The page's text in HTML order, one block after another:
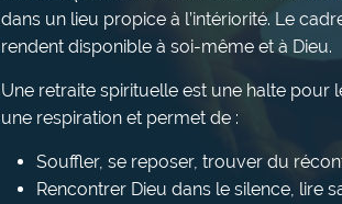
dans un lieu propice à l’intériorité. Le
rendent disponible à soi-même et à Dieu.
Une retraite spirituelle est une halte
une respiration et permet de :
Souffler, se reposer, trouver du
Rencontrer Dieu dans le silence, lire